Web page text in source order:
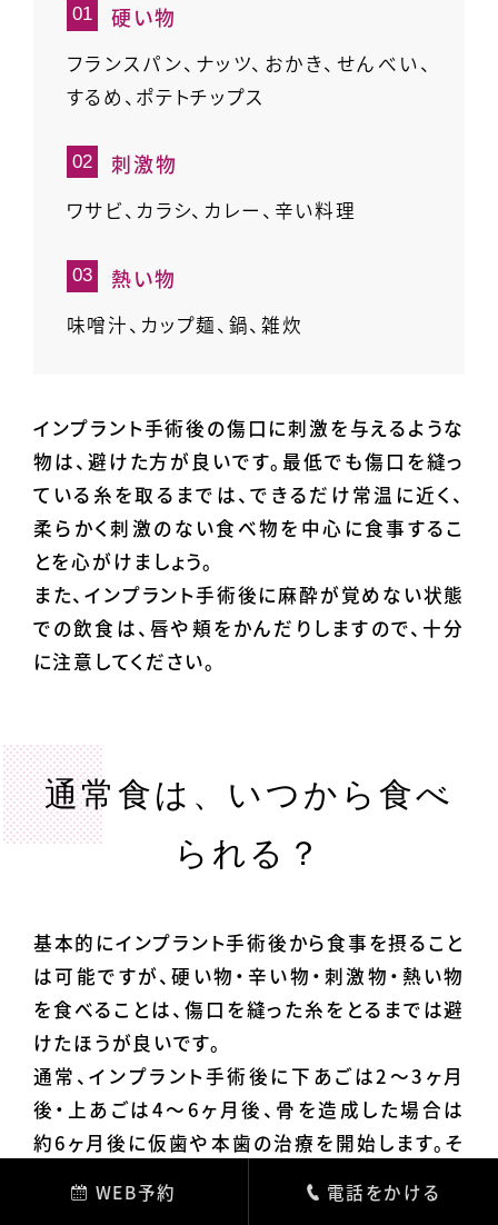
硬い物
フランスパン、ナッツ、おかき、せんべい、
するめ、ポテトチップス
刺激物
ワサビ、カラシ、カレー、辛い料理
熱い物
味噌汁、カップ麺、鍋、雑炊
インプラント手術後の傷口に刺激を与えるような
物は、避けた方が良いです。最低でも傷口を縫っ
ている糸を取るまでは、できるだけ常温に近く、
柔らかく刺激のない食べ物を中心に食事するこ
とを心がけましょう。
また、インプラント手術後に麻酔が覚めない状態
での飲食は、唇や頬をかんだりしますので、十分
に注意してください。
通常食は、いつから食べ
られる？
基本的にインプラント手術後から食事を摂ること
は可能ですが、硬い物・辛い物・刺激物・熱い物
を食べることは、傷口を縫った糸をとるまでは避
けたほうが良いです。
通常、インプラント手術後に下あごは2～3ヶ月
後・上あごは4～6ヶ月後、骨を造成した場合は
約6ヶ月後に仮歯や本歯の治療を開始します。そ
月程時間がかかります。
WEB予約 電話をかける